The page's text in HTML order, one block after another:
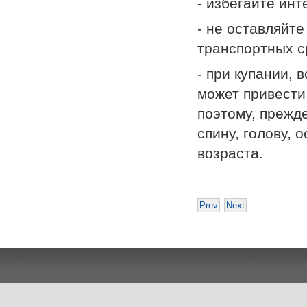
- избегайте
- не
транспортных
- при купании,
может
поэтому,
спину, голову,
возраста.
Prev Next